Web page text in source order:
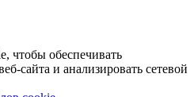
чтобы обеспечивать
сайта и анализировать сетевой